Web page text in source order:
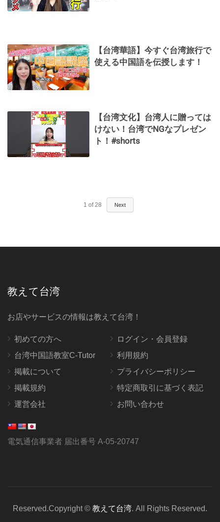
【台湾華語】今すぐ台湾旅行で
使える中国語を伝授します！
【台湾文化】台湾人に贈っては
けない！台湾でNGなプレゼン
ト！#shorts
1 of 28 Next
教えて台湾
お店やサービスの情報は教えて台湾！
初めての方へ
台湾中国語教室C-Tutor
掲載について
掲載規約
運営会社
ログイン・会員登録
利用規約
プライバシーポリシー
特定商取引に基づく表記
お問い合わせ
電気通信事業者 届出番号 A-05-20747
Reserved.Copyright © 教えて台湾. All Rights Reserved.